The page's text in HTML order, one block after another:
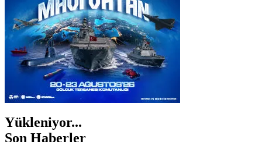
Yükleniyor...
Son Haberler